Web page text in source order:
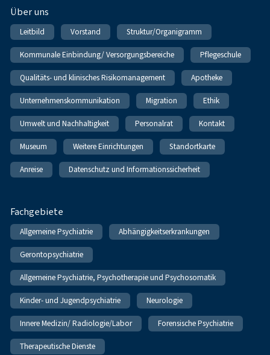
Über uns
Leitbild Vorstand Struktur/Organigramm
Kommunale Einbindung/ Versorgungsbereiche Pflegeschule
Qualitäts- und klinisches Risikomanagement Apotheke
Unternehmenskommunikation Migration Ethik
Umwelt und Nachhaltigkeit Personalrat Kontakt
Museum Weitere Einrichtungen Standortkarte
Anreise Datenschutz und Informationssicherheit
Fachgebiete
Allgemeine Psychiatrie Abhängigkeitserkrankungen
Gerontopsychiatrie
Allgemeine Psychiatrie, Psychotherapie und Psychosomatik
Kinder- und Jugendpsychiatrie Neurologie
Innere Medizin/ Radiologie/Labor Forensische Psychiatrie
Therapeutische Dienste